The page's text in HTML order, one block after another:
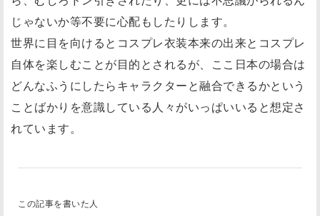
じゃないか等不要に心配もしたりします。
世界に目を向けるとコスプレ衣装本来の出来とコスプレ
自体を楽しむことが目的とされるが、ここ日本の場合は
どんなふうにしたらキャラクターと融合できるかという
ことばかりを意識している人々がいっぱいいると想定さ
れています。
この記事を書いた人